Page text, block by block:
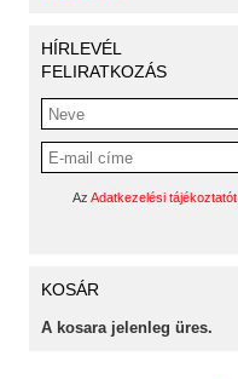
HÍRLEVÉL
FELIRATKOZÁS
Az Adatkezelési tájékoztatót
KOSÁR
A kosara jelenleg üres.